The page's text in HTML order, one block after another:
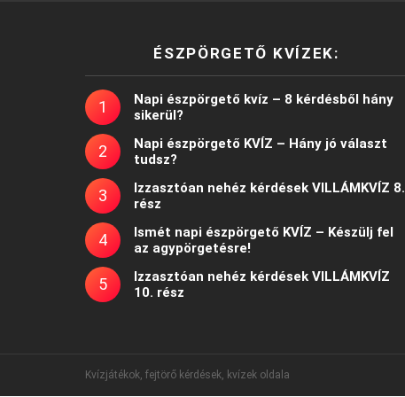
ÉSZPÖRGETŐ KVÍZEK:
Napi észpörgető kvíz – 8 kérdésből hány
sikerül?
Napi észpörgető KVÍZ – Hány jó választ
tudsz?
Izzasztóan nehéz kérdések VILLÁMKVÍZ 8.
rész
Ismét napi észpörgető KVÍZ – Készülj fel
az agypörgetésre!
Izzasztóan nehéz kérdések VILLÁMKVÍZ
10. rész
Kvízjátékok, fejtörő kérdések, kvízek oldala